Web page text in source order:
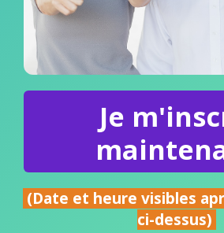
Je
(Date et heure visibles
ci-dessus)